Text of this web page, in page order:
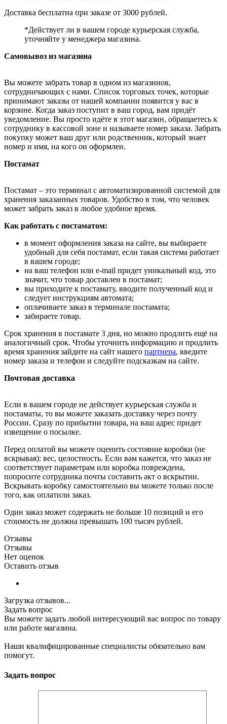
Доставка бесплатна при заказе от 3000 рублей.
*Действует ли в вашем городе курьерская служба,
уточняйте у менеджера магазина.
Самовывоз из магазина
Вы можете забрать товар в одном из магазинов,
сотрудничающих с нами. Список торговых точек, которые
принимают заказы от нашей компании появится у вас в
корзине. Когда заказ поступит в ваш город, вам придёт
уведомление. Вы просто идёте в этот магазин, обращаетесь к
сотруднику в кассовой зоне и называете номер заказа. Забрать
покупку может ваш друг или родственник, который знает
номер и имя, на кого он оформлен.
Постамат
Постамат – это терминал с автоматизированной системой для
хранения заказанных товаров. Удобство в том, что человек
может забрать заказ в любое удобное время.
Как работать с постаматом:
в момент оформления заказа на сайте, вы выбираете
удобный для себя постамат, если такая система работает
в вашем городе;
на ваш телефон или e-mail придет уникальный код, это
значит, что товар доставлен в постамат;
вы приходите к постамату, вводите полученный код и
следует инструкциям автомата;
оплачиваете заказ в терминале постамата;
забираете товар.
Срок хранения в постамате 3 дня, но можно продлить ещё на
аналогичный срок. Чтобы уточнить информацию и продлить
время хранения зайдите на сайт нашего партнера, введите
номер заказа и телефон и следуйте подсказкам на сайте.
Почтовая доставка
Если в вашем городе не действует курьерская служба и
постаматы, то вы можете заказать доставку через почту
России. Сразу по прибытии товара, на ваш адрес придет
извещение о посылке.
Перед оплатой вы можете оценить состояние коробки (не
вскрывая): вес, целостность. Если вам кажется, что заказ не
соответствует параметрам или коробка повреждена,
попросите сотрудника почты составить акт о вскрытии.
Вскрывать коробку самостоятельно вы можете только после
того, как оплатили заказ.
Один заказ может содержать не больше 10 позиций и его
стоимость не должна превышать 100 тысяч рублей.
Отзывы
Отзывы
Нет оценок
Оставить отзыв
Загрузка отзывов...
Задать вопрос
Вы можете задать любой интересующий вас вопрос по товару
или работе магазина.
Наши квалифицированные специалисты обязательно вам
помогут.
Задать вопрос